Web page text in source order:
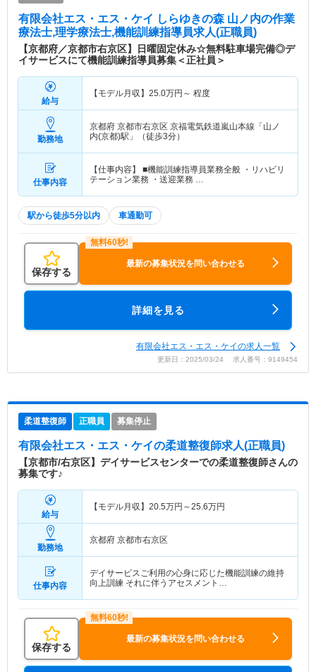
有限会社エス・エス・ケイ しらゆきの森 山ノ内の作業
療法士,理学療法士,機能訓練指導員求人(正職員)
【京都府／京都市右京区】日曜固定休み☆無料駐車場完備◎デ
イサービスにて機能訓練指導員募集＜正社員＞
給与
【モデル月収】 25.0万円～ 程度
勤務地
京都府 京都市右京区 京福電気鉄道嵐山本線「山ノ
内(京都)駅」（徒歩3分）
仕事内容
【仕事内容】 ■機能訓練指導員業務全般 ・リハビリ
テーション業務 ・送迎業務 …
駅から徒歩5分以内 車通勤可
保存する
最新の募集状況を問い合わせる
詳細を見る
有限会社エス・エス・ケイの求人一覧
更新日：2025/03/24 求人番号：9149454
柔道整復師 正職員 募集停止
有限会社エス・エス・ケイの柔道整復師求人(正職員)
【京都市/右京区】デイサービスセンターでの柔道整復師さんの
募集です♪
給与
【モデル月収】 20.5万円～25.6万円
勤務地
京都府 京都市右京区
仕事内容
デイサービスご利用の心身に応じた機能訓練の維持
向上訓練 それに伴うアセスメント…
保存する
最新の募集状況を問い合わせる